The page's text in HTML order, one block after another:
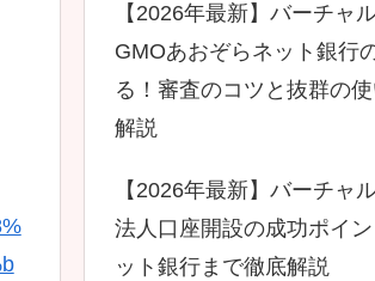
【2026年最新】バーチャ
GMOあおぞらネット銀行
る！審査のコツと抜群の
解説
【2026年最新】バーチャ
法人口座開設の成功ポイ
ット銀行まで徹底解説